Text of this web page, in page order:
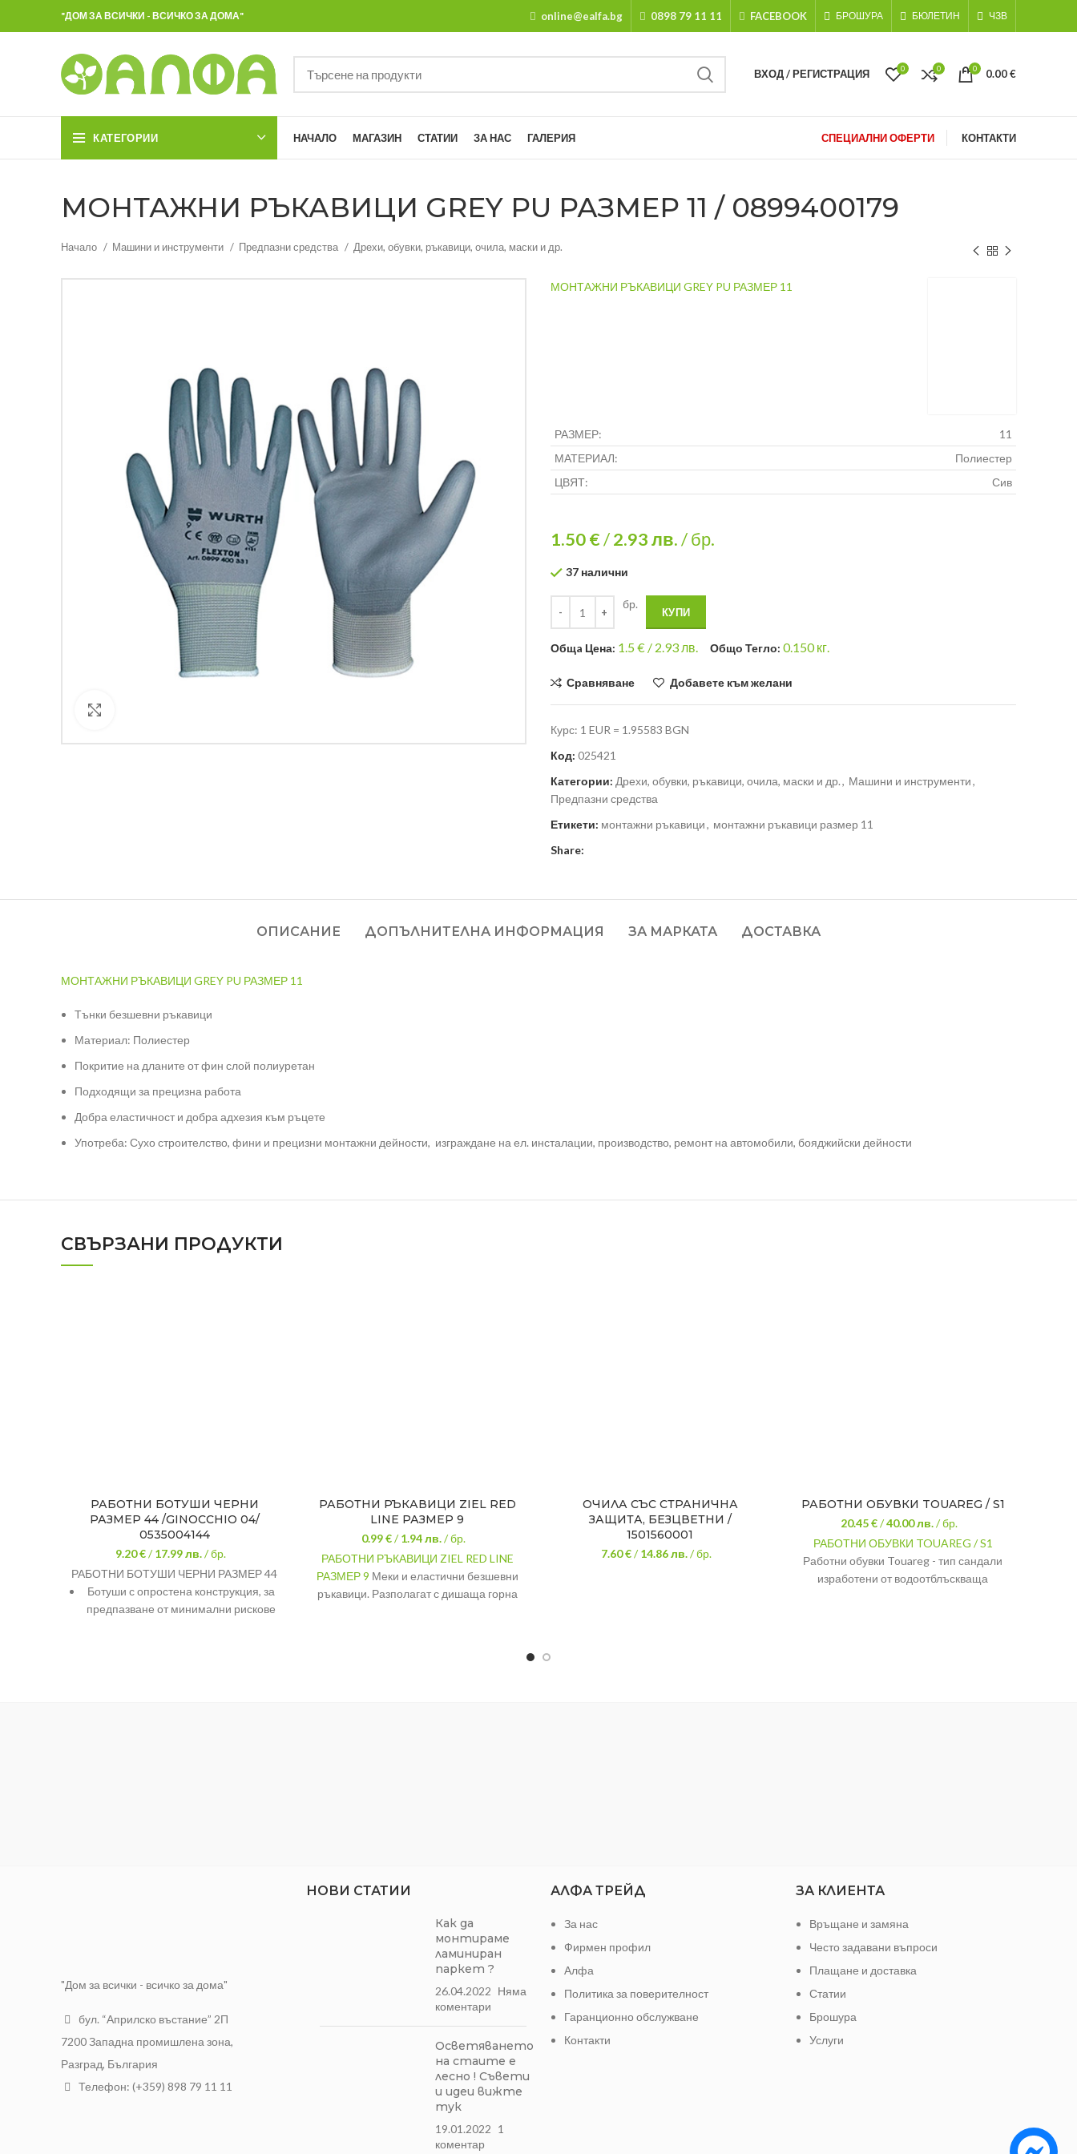
"ДОМ ЗА ВСИЧКИ - ВСИЧКО ЗА ДОМА" online@ealfa.bg 0898 79 11 11 FACEBOOK БРОШУРА БЮЛЕТИН ЧЗВ
ВХОД / РЕГИСТРАЦИЯ 0 0 0 0.00€
КАТЕГОРИИ НАЧАЛО МАГАЗИН СТАТИИ ЗА НАС ГАЛЕРИЯ СПЕЦИАЛНИ ОФЕРТИ КОНТАКТИ
МОНТАЖНИ РЪКАВИЦИ GREY PU РАЗМЕР 11 / 0899400179
Начало Машини и инструменти Предпазни средства Дрехи, обувки, ръкавици, очила, маски и др.
МОНТАЖНИ РЪКАВИЦИ GREY PU РАЗМЕР 11
РАЗМЕР:
11
МАТЕРИАЛ:
Полиестер
ЦВЯТ:
Сив
1.50 €/2.93лв./ бр.
37 налични
бр.
КУПИ
Общa Цена: 1.5€ / 2.93 лв. Общо Тегло: 0.150кг.
Сравняване Добавете към желани
Курс: 1 EUR = 1.95583 BGN
Код: 025421
Категории: Дрехи, обувки, ръкавици, очила, маски и др., Машини и инструменти,
Предпазни средства
Етикети: монтажни ръкавици, монтажни ръкавици размер 11
Share:
ОПИСАНИЕ ДОПЪЛНИТЕЛНА ИНФОРМАЦИЯ ЗА МАРКАТА ДОСТАВКА
МОНТАЖНИ РЪКАВИЦИ GREY PU РАЗМЕР 11
Тънки безшевни ръкавици
Материал: Полиестер
Покритие на дланите от фин слой полиуретан
Подходящи за прецизна работа
Добра еластичност и добра адхезия към ръцете
Употреба: Сухо строителство, фини и прецизни монтажни дейности, изграждане на ел. инсталации, производство, ремонт на автомобили, бояджийски дейности
СВЪРЗАНИ ПРОДУКТИ
РАБОТНИ БОТУШИ ЧЕРНИ
РАЗМЕР 44 /GINOCCHIO 04/
0535004144
9.20 €/17.99лв. / бр.
РАБОТНИ БОТУШИ ЧЕРНИ РАЗМЕР 44
Ботуши с опростена конструкция, за
предпазване от минимални рискове
РАБОТНИ РЪКАВИЦИ ZIEL RED
LINE РАЗМЕР 9
0.99 €/1.94лв. / бр.
РАБОТНИ РЪКАВИЦИ ZIEL RED LINE
РАЗМЕР 9 Меки и еластични безшевни
ръкавици. Разполагат с дишаща горна
ОЧИЛА СЪС СТРАНИЧНА
ЗАЩИТА, БЕЗЦВЕТНИ /
1501560001
7.60 €/14.86лв. / бр.
РАБОТНИ ОБУВКИ TOUAREG / S1
20.45 €/40.00лв. / бр.
РАБОТНИ ОБУВКИ TOUAREG / S1
Работни обувки Touareg - тип сандали
изработени от водоотблъскваща
"Дом за всички - всичко за дома"
бул. “Априлско въстание” 2П
7200 Западна промишлена зона,
Разград, България
Телефон: (+359) 898 79 11 11
НОВИ СТАТИИ
Как да
монтираме
ламиниран
паркет ?
26.04.2022 Няма
коментари
Осветяването
на стаите е
лесно ! Съвети
и идеи вижте
тук
19.01.2022 1
коментар
АЛФА ТРЕЙД
За нас
Фирмен профил
Алфа
Политика за поверителност
Гаранционно обслужване
Контакти
ЗА КЛИЕНТА
Връщане и замяна
Често задавани въпроси
Плащане и доставка
Статии
Брошура
Услуги